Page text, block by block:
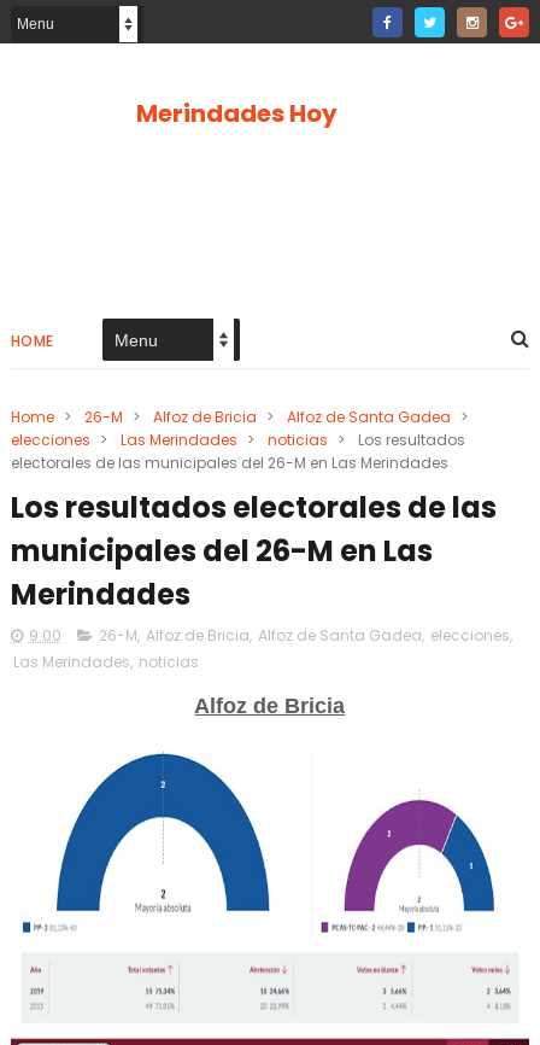
Merindades Hoy
HOME
Home > 26-M > Alfoz de Bricia > Alfoz de Santa Gadea >
elecciones > Las Merindades > noticias >
Los resultados
electorales de las municipales del 26-M en Las Merindades
Los resultados electorales de las
municipales del 26-M en Las
Merindades
9:00 26-M, Alfoz de Bricia, Alfoz de Santa Gadea, elecciones,
Las Merindades, noticias
Alfoz de Bricia